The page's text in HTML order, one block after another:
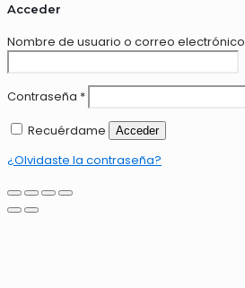
Acceder
Nombre de usuario o correo electrónico
Contraseña *
Recuérdame
Acceder
¿Olvidaste la contraseña?